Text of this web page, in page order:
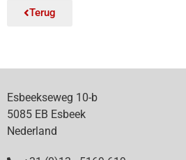
Terug
Esbeekseweg 10-b
5085 EB Esbeek
Nederland